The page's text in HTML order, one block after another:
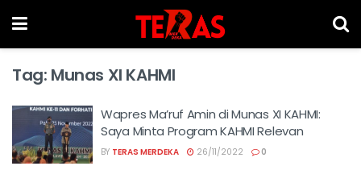
Tag: Munas XI KAHMI
Wapres Ma’ruf Amin di Munas XI KAHMI:
Saya Minta Program KAHMI Relevan
BY TERAS MERDEKA 26/11/2022 0